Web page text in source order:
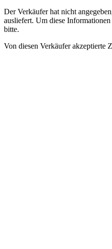
Der Verkäufer hat nicht
ausliefert. Um diese
bitte.
Von diesen Verkäufer akzeptierte